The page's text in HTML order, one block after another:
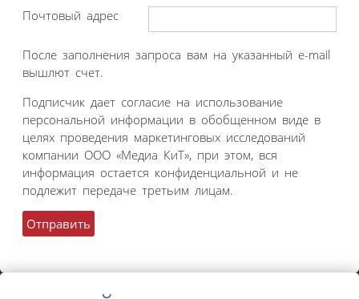
Почтовый адрес
После заполнения запроса вам на указанный e-mail
вышлют счет.
Подписчик дает согласие на использование
персональной информации в обобщенном виде в
целях проведения маркетинговых исследований
компании ООО «Медиа КиТ», при этом, вся
информация остается конфиденциальной и не
подлежит передаче третьим лицам.